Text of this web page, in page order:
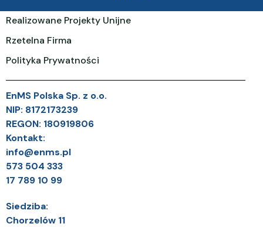
Realizowane Projekty Unijne
Rzetelna Firma
Polityka Prywatności
EnMS Polska Sp. z o.o.
NIP: 8172173239
REGON: 180919806
Kontakt:
info@enms.pl
573 504 333
17 789 10 99
Siedziba:
Chorzelów 11